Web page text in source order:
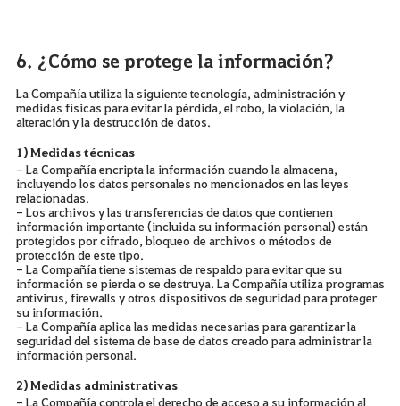
6. ¿Cómo se protege la información?
La Compañía utiliza la siguiente tecnología, administración y
medidas físicas para evitar la pérdida, el robo, la violación, la
alteración y la destrucción de datos.
1) Medidas técnicas
- La Compañía encripta la información cuando la almacena,
incluyendo los datos personales no mencionados en las leyes
relacionadas.
- Los archivos y las transferencias de datos que contienen
información importante (incluida su información personal) están
protegidos por cifrado, bloqueo de archivos o métodos de
protección de este tipo.
- La Compañía tiene sistemas de respaldo para evitar que su
información se pierda o se destruya. La Compañía utiliza programas
antivirus, firewalls y otros dispositivos de seguridad para proteger
su información.
- La Compañía aplica las medidas necesarias para garantizar la
seguridad del sistema de base de datos creado para administrar la
información personal.
2) Medidas administrativas
- La Compañía controla el derecho de acceso a su información al